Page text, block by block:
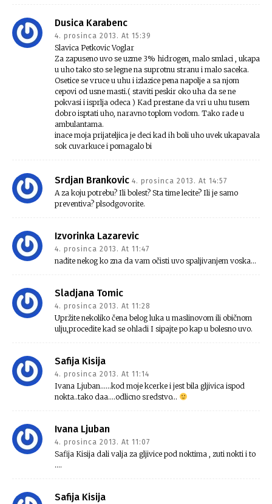
Dusica Karabenc
4. prosinca 2013. At 15:39
Slavica Petkovic Voglar
Za zapuseno uvo se uzme 3% hidrogen, malo smlaci , ukapa
u uho tako sto se legne na suprotnu stranu i malo saceka.
Osetice se vruce u uhu i izlazice pena napolje a sa njom
cepovi od usne masti.( staviti peskir oko uha da se ne
pokvasi i isprlja odeca ) Kad prestane da vri u uhu tusem
dobro isptati uho, naravno toplom vodom. Tako rade u
ambulantama.
inace moja prijateljica je deci kad ih boli uho uvek ukapavala
sok cuvarkuce i pomagalo bi
Srdjan Brankovic 4. prosinca 2013. At 14:57
A za koju potrebu? Ili bolest? Sta time lecite? Ili je samo
preventiva? plsodgovorite.
Izvorinka Lazarevic
4. prosinca 2013. At 11:47
nađite nekog ko zna da vam očisti uvo spaljivanjem voska…
Sladjana Tomic
4. prosinca 2013. At 11:28
Upržite nekoliko čena belog luka u maslinovom ili običnom
ulju,procedite kad se ohladi I sipajte po kap u bolesno uvo.
Safija Kisija
4. prosinca 2013. At 11:14
Ivana Ljuban……kod moje kcerke i jest bila gljivica ispod
nokta..tako daa….odlicno sredstvo…
Ivana Ljuban
4. prosinca 2013. At 11:07
Safija Kisija dali valja za gljivice pod noktima , zuti nokti i to
….
Safija Kisija